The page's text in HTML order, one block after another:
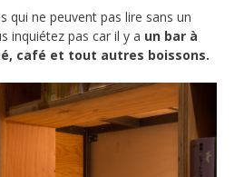
qui ne peuvent pas lire sans un
inquiétez pas car il y a un bar à
café et tout autres boissons.